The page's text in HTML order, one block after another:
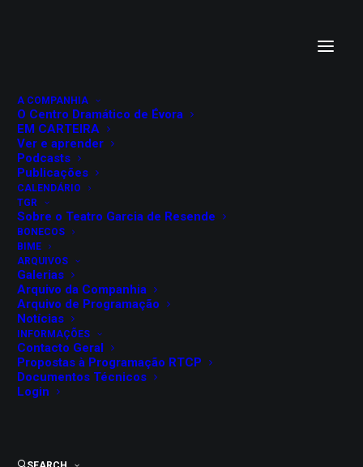
A COMPANHIA
O Centro Dramático de Évora
EM CARTEIRA
Ver e aprender
Podcasts
Publicações
CALENDÁRIO
TGR
Sobre o Teatro Garcia de Resende
BONECOS
BIME
ARQUIVOS
Galerias
Arquivo da Companhia
Arquivo de Programação
Notícias
INFORMAÇÕES
Contacto Geral
Propostas à Programação RTCP
Documentos Técnicos
Login
DESUMANIZAÇÃO
Teatro Art'Imagem